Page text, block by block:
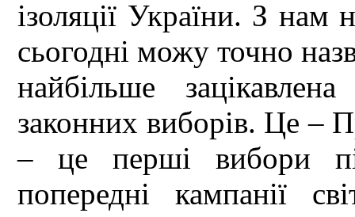
ізоляції України. З нам
сьогодні можу точно
найбільше
законних виборів. Це –
– це перші вибори
попередні кампанії